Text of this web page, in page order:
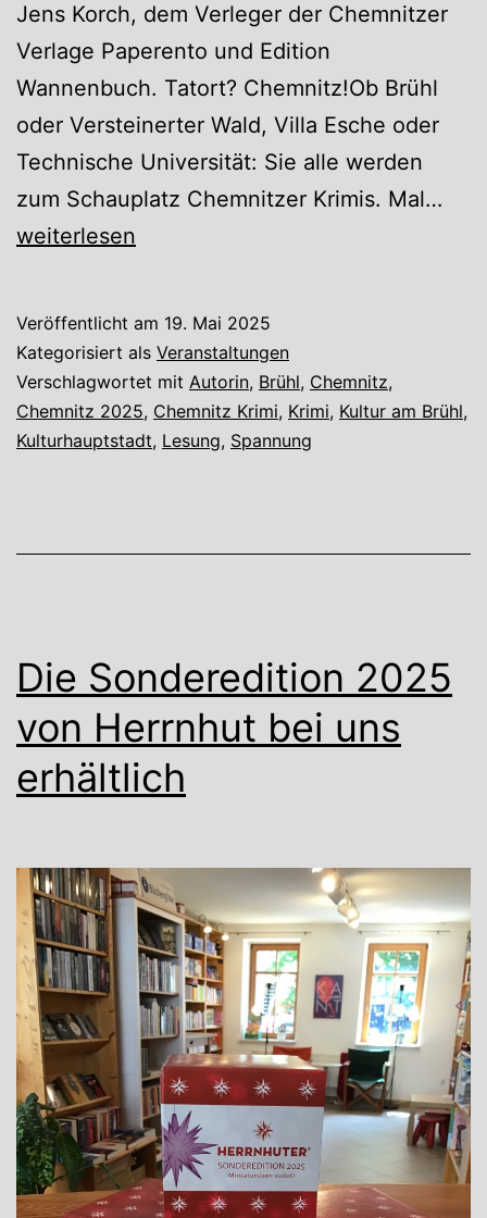
Jens Korch, dem Verleger der Chemnitzer
Verlage Paperento und Edition
Wannenbuch. Tatort? Chemnitz!Ob Brühl
oder Versteinerter Wald, Villa Esche oder
Technische Universität: Sie alle werden
zum Schauplatz Chemnitzer Krimis. Mal…
weiterlesen
Veröffentlicht am 19. Mai 2025
Kategorisiert als Veranstaltungen
Verschlagwortet mit Autorin, Brühl, Chemnitz,
Chemnitz 2025, Chemnitz Krimi, Krimi, Kultur am Brühl,
Kulturhauptstadt, Lesung, Spannung
Die Sonderedition 2025
von Herrnhut bei uns
erhältlich